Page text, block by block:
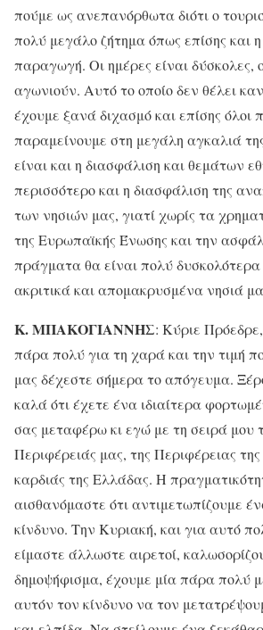
πούμε ως ανεπανόρθωτα διότι ο
πολύ μεγάλο ζήτημα όπως επίσης και
παραγωγή. Οι ημέρες είναι δύσκολες,
αγωνιούν. Αυτό το οποίο δεν θέλει
έχουμε ξανά διχασμό και επίσης όλοι
παραμείνουμε στη μεγάλη αγκαλιά
είναι και η διασφάλιση και θεμάτων
περισσότερο και η διασφάλιση της
των νησιών μας, γιατί χωρίς τα
της Ευρωπαϊκής Ένωσης και την
πράγματα θα είναι πολύ δυσκολότερα
ακριτικά και απομακρυσμένα νησιά
Κ. ΜΠΑΚΟΓΙΑΝΝΗΣ: Κύριε
πάρα πολύ για τη χαρά και την τιμή
μας δέχεστε σήμερα το απόγευμα.
καλά ότι έχετε ένα ιδιαίτερα
σας μεταφέρω κι εγώ με τη σειρά μου
Περιφέρειάς μας, της Περιφέρειας
καρδιάς της Ελλάδας. Η
αισθανόμαστε ότι αντιμετωπίζουμε
κίνδυνο. Την Κυριακή, και για αυτό
είμαστε άλλωστε αιρετοί,
δημοψήφισμα, έχουμε μία πάρα πολύ
αυτόν τον κίνδυνο να τον